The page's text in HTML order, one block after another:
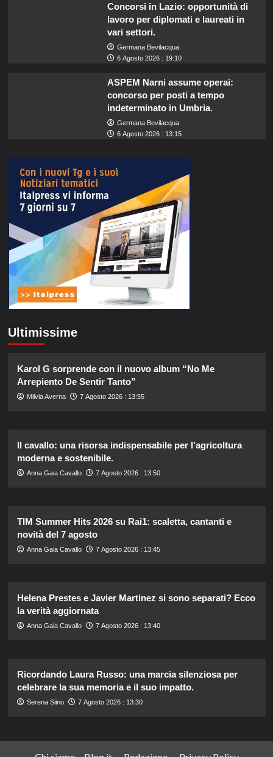
Concorsi in Lazio: opportunità di
lavoro per diplomati e laureati in
vari settori.
Germana Bevilacqua
6 Agosto 2026 : 19:10
ASPEM Narni assume operai:
concorso per posti a tempo
indeterminato in Umbria.
Germana Bevilacqua
6 Agosto 2026 : 13:15
Ultimissime
Karol G sorprende con il nuovo album “No Me
Arrepiento De Sentir Tanto”
Milvia Averna 7 Agosto 2026 : 13:55
Il cavallo: una risorsa indispensabile per l’agricoltura
moderna e sostenibile.
Anna Gaia Cavallo 7 Agosto 2026 : 13:50
TIM Summer Hits 2026 su Rai1: scaletta, cantanti e
novità del 7 agosto
Anna Gaia Cavallo 7 Agosto 2026 : 13:45
Helena Prestes e Javier Martinez si sono separati? Ecco
la verità aggiornata
Anna Gaia Cavallo 7 Agosto 2026 : 13:40
Ricordando Laura Russo: una marcia silenziosa per
celebrare la sua memoria e il suo impatto.
Serena Siino 7 Agosto 2026 : 13:30